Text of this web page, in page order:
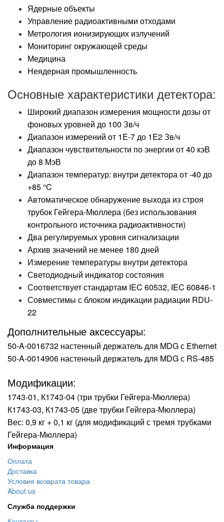
Ядерные объекты
Управление радиоактивными отходами
Метрология ионизирующих излучений
Мониторинг окружающей среды
Медицина
Неядерная промышленность
Основные характеристики детектора:
Широкий диапазон измерения мощности дозы от
фоновых уровней до 100 Зв/ч
Диапазон измерений от 1E-7 до 1E2 Зв/ч
Диапазон чувствительности по энергии от 40 кэВ
до 8 МэВ
Диапазон температур: внутри детектора от -40 до
+85 °C
Автоматическое обнаружение выхода из строя
трубок Гейгера-Мюллера (без использования
контрольного источника радиоактивности)
Два регулируемых уровня сигнализации
Архив значений не менее 180 дней
Измерение температуры внутри детектора
Светодиодный индикатор состояния
Соответствует стандартам IEC 60532, IEC 60846-1
Совместимы с блоком индикации радиации RDU-
22
Дополнительные аксессуары:
50-A-0016732 настенный держатель для MDG с Ethernet
50-A-0014906 настенный держатель для MDG с RS-485
Модификации:
1743-01, К1743-04 (три трубки Гейгера-Мюллера)
К1743-03, К1743-05 (две трубки Гейгера-Мюллера)
Вес: 0,9 кг + 0,1 кг (для модификаций с тремя трубками
Гейгера-Мюллера)
Информация
Оплата
Доставка
Условия возврата товара
About us
Служба поддержки